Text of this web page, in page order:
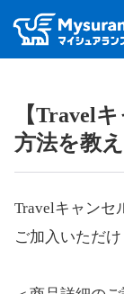
【Travel
方法を教
Travelキャンセ
ご加入いただけ